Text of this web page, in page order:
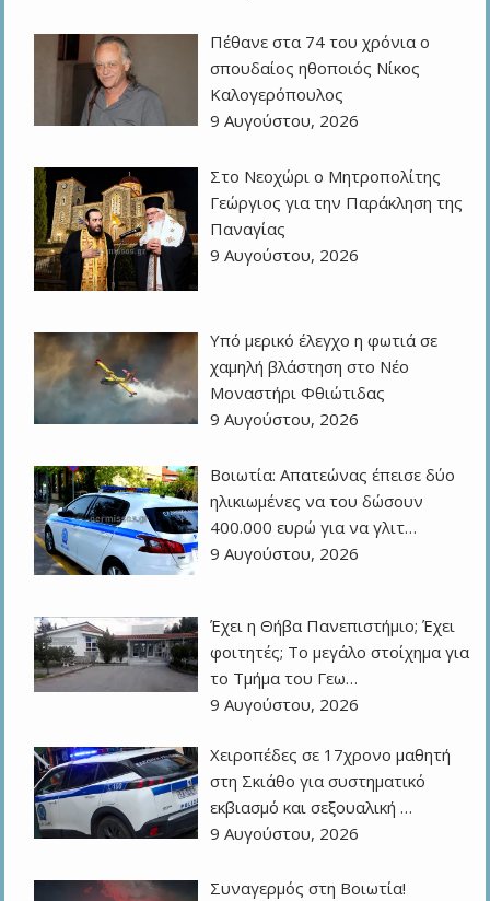
Πέθανε στα 74 του χρόνια ο
σπουδαίος ηθοποιός Νίκος
Καλογερόπουλος
9 Αυγούστου, 2026
Στο Νεοχώρι ο Μητροπολίτης
Γεώργιος για την Παράκληση της
Παναγίας
9 Αυγούστου, 2026
Υπό μερικό έλεγχο η φωτιά σε
χαμηλή βλάστηση στο Νέο
Μοναστήρι Φθιώτιδας
9 Αυγούστου, 2026
Βοιωτία: Απατεώνας έπεισε δύο
ηλικιωμένες να του δώσουν
400.000 ευρώ για να γλιτ…
9 Αυγούστου, 2026
Έχει η Θήβα Πανεπιστήμιο; Έχει
φοιτητές; Το μεγάλο στοίχημα για
το Τμήμα του Γεω…
9 Αυγούστου, 2026
Χειροπέδες σε 17χρονο μαθητή
στη Σκιάθο για συστηματικό
εκβιασμό και σεξουαλική …
9 Αυγούστου, 2026
Συναγερμός στη Βοιωτία!